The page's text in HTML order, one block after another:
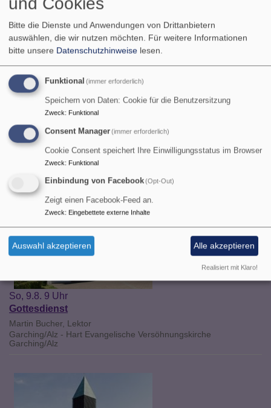
Psalm 25,5
Bittet, so wird euch gegeben; suchet, so werdet ihr
finden; klopfet an, so wird euch aufgetan.
Matthäus 7,7
© Evangelische Brüder-Unität –
Weitere Informationen finden Siehier.
Veranstaltungen
So, 9.8. 9 Uhr
Gottesdienst
Martin Bucher, Lektor
Garching/Alz - Hart Evangelische Versöhnungskirche
Garching/Alz
Bitte die Dienste und Anwendungen von Drittanbietern
auswählen, die wir nutzen möchten. Für weitere Informationen
bitte unsere Datenschutzhinweise lesen.
Funktional (immer erforderlich)
Speichern von Daten: Cookie für die Benutzersitzung
Zweck: Funktional
Consent Manager(immer erforderlich)
Cookie Consent speichert Ihre Einwilligungsstatus im Browser
Zweck: Funktional
Einbindung von Facebook(Opt-Out)
Zeigt einen Facebook-Feed an.
Zweck: Eingebettete externe Inhalte
Auswahl akzeptieren Alle akzeptieren
Realisiert mit Klaro!